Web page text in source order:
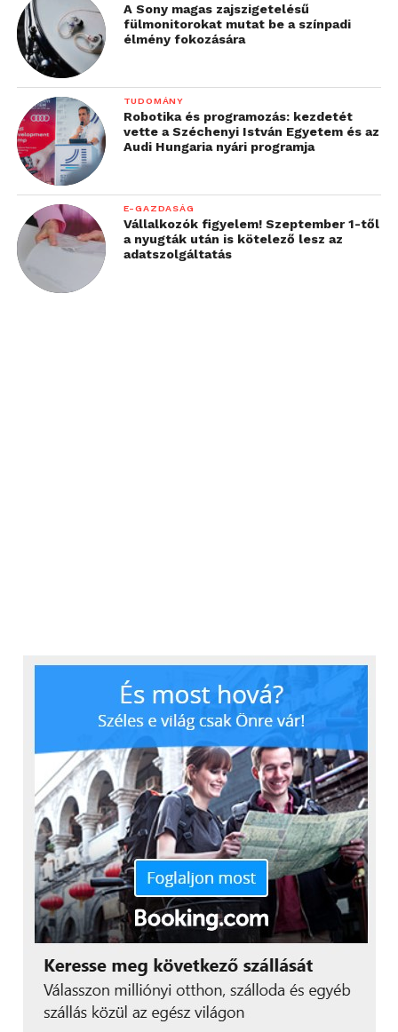
a Morgan Stanleynél.”
Vogel Ákos 2019-ben vett részt a programban,
miután több év mérnöki munka után egy intenzív
IT-képzésen keresztül karrierváltásba kezdett.
„A bootcamp szervezője
együttműködött a
Morgan Stanley-vel, így a
képzés után adódott a
lehetőség, hogy
alkalmazkodni egy ilyen
méretű szervezet
működéséhez. A csapat
azonban végig nagyon
támogató volt, mindenki
nyitottan és segítőkészen
állt hozzám. Emellett a
vállalati tréningek
nemcsak a szakmai
tudásomat frissítették,
hanem sokat segítettek a
vállalati kultúra és
működés megértésében
A Sony magas zajszigetelésű
fülmonitorokat mutat be a színpadi
élmény fokozására
TUDOMÁNY
Robotika és programozás: kezdetét
vette a Széchenyi István Egyetem és az
Audi Hungaria nyári programja
E-GAZDASÁG
Vállalkozók figyelem! Szeptember 1-től
a nyugták után is kötelező lesz az
adatszolgáltatás